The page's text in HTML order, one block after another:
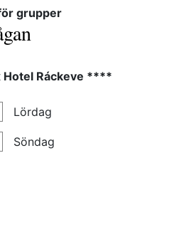
grupper
Ráckeve ****
Lördag
Söndag